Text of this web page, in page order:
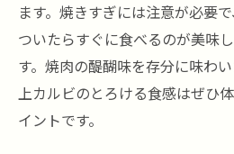
ます。焼きすぎには注意が必要
ついたらすぐに食べるのが美味
す。焼肉の醍醐味を存分に味わ
上カルビのとろける食感はぜひ
イントです。